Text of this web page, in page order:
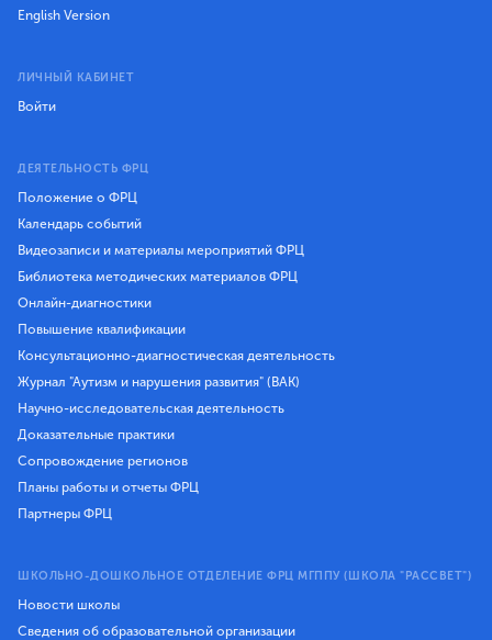
English Version
ЛИЧНЫЙ КАБИНЕТ
Войти
ДЕЯТЕЛЬНОСТЬ ФРЦ
Положение о ФРЦ
Календарь событий
Видеозаписи и материалы мероприятий ФРЦ
Библиотека методических материалов ФРЦ
Онлайн-диагностики
Повышение квалификации
Консультационно-диагностическая деятельность
Журнал "Аутизм и нарушения развития" (ВАК)
Научно-исследовательская деятельность
Доказательные практики
Сопровождение регионов
Планы работы и отчеты ФРЦ
Партнеры ФРЦ
ШКОЛЬНО-ДОШКОЛЬНОЕ ОТДЕЛЕНИЕ ФРЦ МГППУ (ШКОЛА "РАССВЕТ")
Новости школы
Сведения об образовательной организации